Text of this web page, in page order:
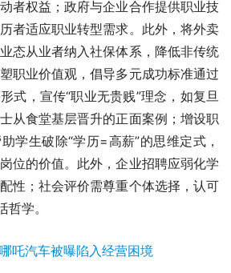
者权益；政府与企业合作提供职业技
者适应职业转型需求。此外，将外卖
态从业者纳入社保体系，降低非传统
职业价值观，倡导多元成功标准通过
式，宣传“职业无贵贱”理念，如复旦
从食堂基层晋升的正面案例；增设职
学生破除“学历=高薪”的思维定式，
位的价值。此外，企业招聘应弱化学
性；社会评价需尊重个体选择，认可
哲学。
吒汽车被曝陷入经营困境